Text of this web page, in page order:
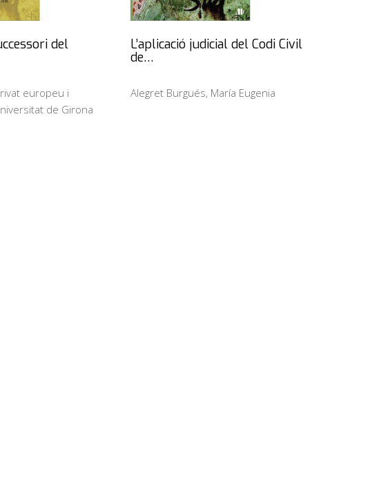
del
europeu i
de Girona
L’aplicació judicial del Codi Civil
de…
Alegret Burgués, María Eugenia